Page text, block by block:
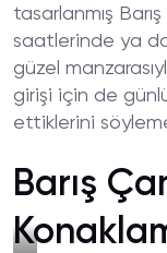
tasarlanmış
saatlerinde ya
güzel
girişi için de
ettiklerini
Barış